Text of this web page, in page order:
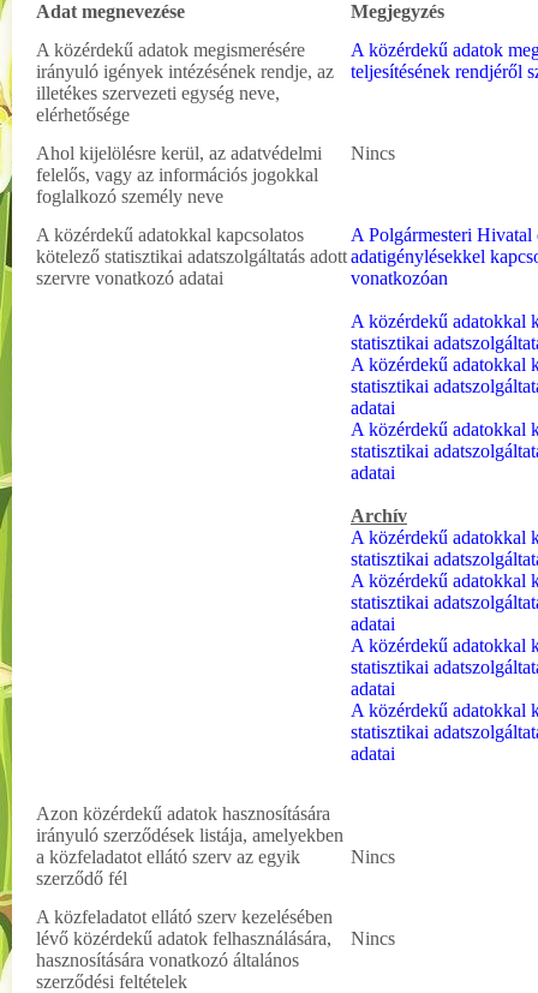
Adat megnevezése
Megjegyzés
A közérdekű adatok megismerésére
irányuló igények intézésének rendje, az
illetékes szervezeti egység neve,
elérhetősége
A közérdekű adatok
teljesítésének rendjéről
Ahol kijelölésre kerül, az adatvédelmi
felelős, vagy az információs jogokkal
foglalkozó személy neve
Nincs
A közérdekű adatokkal kapcsolatos
kötelező statisztikai adatszolgáltatás adott
szervre vonatkozó adatai
A Polgármesteri Hivatal
adatigénylésekkel
vonatkozóan
A közérdekű adatokkal
statisztikai
A közérdekű adatokkal
statisztikai
adatai
A közérdekű adatokkal
statisztikai
adatai
Archív
A közérdekű adatokkal
statisztikai
A közérdekű adatokkal
statisztikai
adatai
A közérdekű adatokkal
statisztikai
adatai
A közérdekű adatokkal
statisztikai
adatai
Azon közérdekű adatok hasznosítására
irányuló szerződések listája, amelyekben
a közfeladatot ellátó szerv az egyik
szerződő fél
Nincs
A közfeladatot ellátó szerv kezelésében
lévő közérdekű adatok felhasználására,
hasznosítására vonatkozó általános
szerződési feltételek
Nincs